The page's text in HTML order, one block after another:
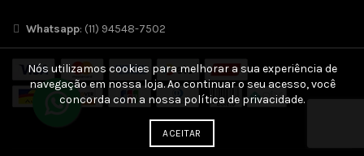
Whatsapp: (11) 94548-7502
Nós utilizamos cookies para melhorar a sua experiência de
navegação em nossa loja. Ao continuar o seu acesso, você
concorda com a nossa política de privacidade.
ACEITAR